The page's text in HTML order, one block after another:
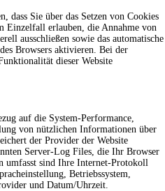
dass Sie über das Setzen von Cookies
Einzelfall erlauben, die Annahme von
ausschließen sowie das automatische
Browsers aktivieren. Bei der
dieser Website
auf die System-Performance,
von nützlichen Informationen über
der Provider der Website
Server-Log Files, die Ihr Browser
umfasst sind Ihre Internet-Protokoll
Betriebssystem,
und Datum/Uhrzeit.